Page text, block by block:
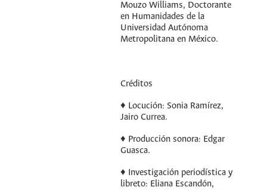
Mouzo Williams, Doctorante
en Humanidades de la
Universidad Autónoma
Metropolitana en México.
Créditos
♦ Locución: Sonia Ramírez,
Jairo Currea.
♦ Producción sonora: Edgar
Guasca.
♦ Investigación periodística y
libreto: Eliana Escandón,